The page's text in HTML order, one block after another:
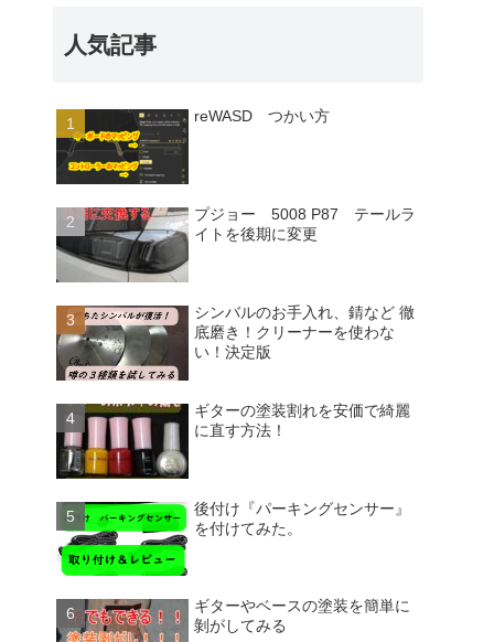
人気記事
reWASD つかい方
プジョー 5008 P87 テールラ
イトを後期に変更
シンバルのお手入れ、錆など 徹
底磨き！クリーナーを使わな
い！決定版
ギターの塗装割れを安価で綺麗
に直す方法！
後付け『パーキングセンサー』
を付けてみた。
ギターやベースの塗装を簡単に
剝がしてみる